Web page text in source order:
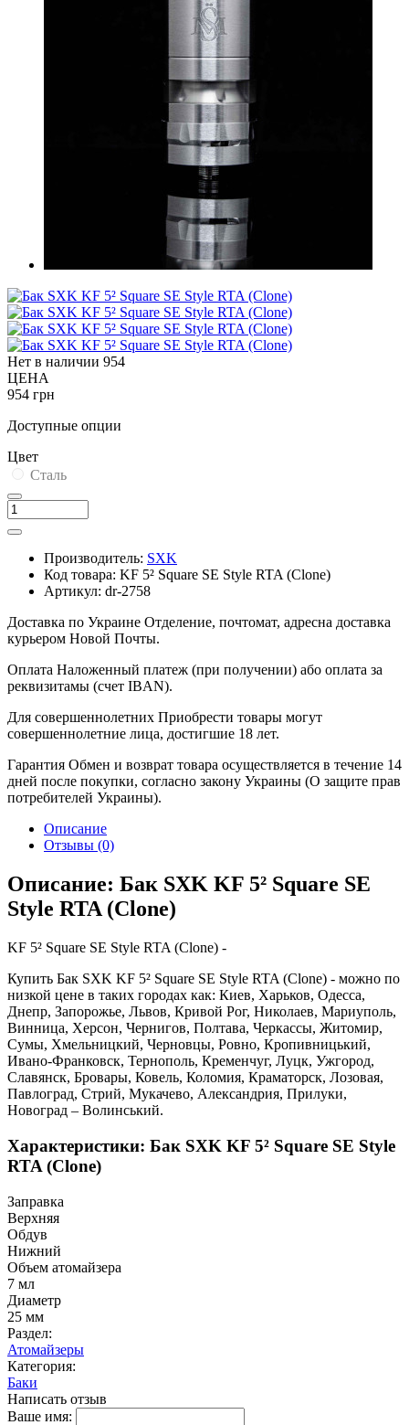
Нет в наличии 954
ЦЕНА
954 грн
Доступные опции
Цвет
Сталь
Производитель: SXK
Код товара: KF 5² Square SE Style RTA (Clone)
Артикул: dr-2758
Доставка по Украине Отделение, почтомат, адресна доставка
курьером Новой Почты.
Оплата Наложенный платеж (при получении) або оплата за
реквизитамы (счет IBAN).
Для совершеннолетних Приобрести товары могут
совершеннолетние лица, достигшие 18 лет.
Гарантия Обмен и возврат товара осуществляется в течение 14
дней после покупки, согласно закону Украины (О защите прав
потребителей Украины).
Описание
Отзывы (0)
Описание: Бак SXK KF 5² Square SE
Style RTA (Clone)
KF 5² Square SE Style RTA (Clone) -
Купить Бак SXK KF 5² Square SE Style RTA (Clone) - можно по
низкой цене в таких городах как: Киев, Харьков, Одесса,
Днепр, Запорожье, Львов, Кривой Рог, Николаев, Мариуполь,
Винница, Херсон, Чернигов, Полтава, Черкассы, Житомир,
Сумы, Хмельницкий, Черновцы, Ровно, Кропивницький,
Ивано-Франковск, Тернополь, Кременчуг, Луцк, Ужгород,
Славянск, Бровары, Ковель, Коломия, Краматорск, Лозовая,
Павлоград, Стрий, Мукачево, Александрия, Прилуки,
Новоград – Волинський.
Характеристики: Бак SXK KF 5² Square SE Style
RTA (Clone)
Заправка
Верхняя
Обдув
Нижний
Объем атомайзера
7 мл
Диаметр
25 мм
Раздел:
Атомайзеры
Категория:
Баки
Написать отзыв
Ваше имя: